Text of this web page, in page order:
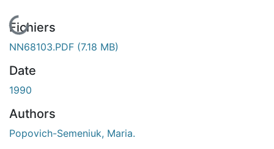
En cours de chargement...
Fichiers
NN68103.PDF (7.18 MB)
Date
1990
Authors
Popovich-Semeniuk, Maria.